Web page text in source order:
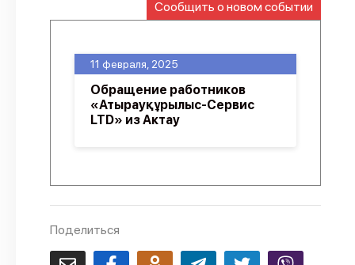
О проекте
Сообщить о новом событии
11 февраля, 2025
Обращение работников
«Атырауқұрылыс-Сервис
LTD» из Актау
Поделиться